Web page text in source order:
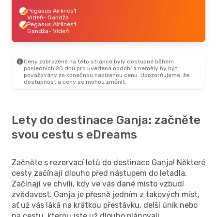
Pegasus Airlines1
Vídeň- Gandža
Pegasus Airlines1
Gandža- Vídeň
Ceny zobrazené na této stránce byly dostupné během
posledních 20 dnů pro uvedená období a neměly by být
považovány za konečnou nabízenou cenu. Upozorňujeme, že
dostupnost a ceny se mohou změnit.
Lety do destinace Ganja: začněte
svou cestu s eDreams
Začněte s rezervací letů do destinace Ganja! Některé
cesty začínají dlouho před nástupem do letadla.
Začínají ve chvíli, kdy ve vás dané místo vzbudí
zvědavost. Ganja je přesně jedním z takových míst,
ať už vás láká na krátkou přestávku, delší únik nebo